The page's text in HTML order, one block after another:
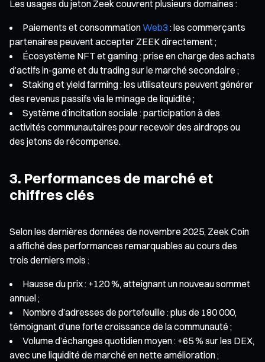
Les usages du jeton Zeek couvrent plusieurs domaines :
Paiements et consommationWeb3 : les commerçants
partenaires peuvent accepter ZEEK directement ;
Écosystème NFT et gaming : prise en charge des achats
d’actifs in-game et du trading sur le marché secondaire ;
Staking et yield farming : les utilisateurs peuvent générer
des revenus passifs via le minage de liquidité ;
Système d’incitation sociale : participation à des
activités communautaires pour recevoir des airdrops ou
des jetons de récompense.
3. Performances de marché et
chiffres clés
Selon les dernières données de novembre 2025, Zeek Coin
a affiché des performances remarquables au cours des
trois derniers mois :
Hausse du prix : +120 %, atteignant un nouveau sommet
annuel ;
Nombre d’adresses de portefeuille : plus de 180 000,
témoignant d’une forte croissance de la communauté ;
Volume d’échanges quotidien moyen : +65 % sur les DEX,
avec une liquidité de marché en nette amélioration ;